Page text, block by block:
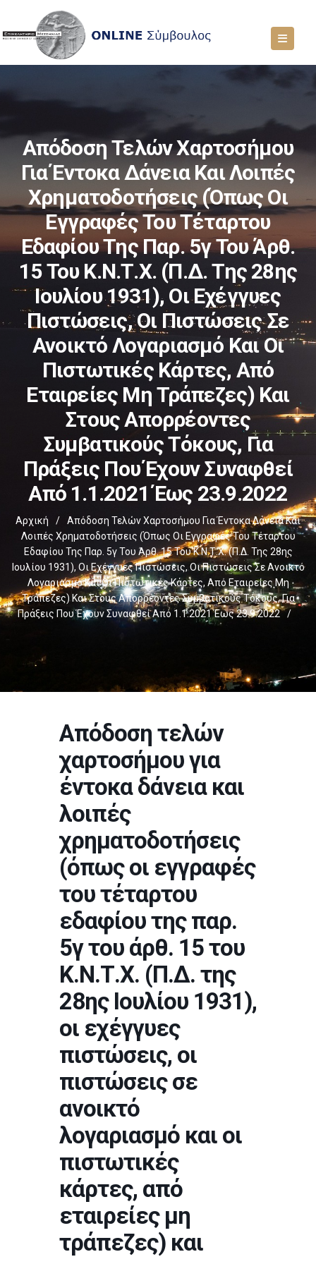
Απόδοση Τελών Χαρτοσήμου
Για Έντοκα Δάνεια Και Λοιπές
Χρηματοδοτήσεις (όπως Οι
Εγγραφές Του Τέταρτου
Εδαφίου Της Παρ. 5γ Του Άρθ.
15 Του Κ.Ν.Τ.Χ. (Π.Δ. Της 28ης
Ιουλίου 1931), Οι Εχέγγυες
Πιστώσεις, Οι Πιστώσεις Σε
Ανοικτό Λογαριασμό Και Οι
Πιστωτικές Κάρτες, Από
Εταιρείες Μη Τράπεζες) Και
Στους Απορρέοντες
Συμβατικούς Τόκους, Για
Πράξεις Που Έχουν Συναφθεί
Από 1.1.2021 Έως 23.9.2022
Αρχική /
Απόδοση Τελών Χαρτοσήμου Για Έντοκα Δάνεια Και
Λοιπές Χρηματοδοτήσεις (όπως Οι Εγγραφές Του Τέταρτου
Εδαφίου Της Παρ. 5γ Του Άρθ. 15 Του Κ.Ν.Τ.Χ. (Π.Δ. Της 28ης
Ιουλίου 1931), Οι Εχέγγυες Πιστώσεις, Οι Πιστώσεις Σε Ανοικτό
Λογαριασμό Και Οι Πιστωτικές Κάρτες, Από Εταιρείες Μη
Τράπεζες) Και Στους Απορρέοντες Συμβατικούς Τόκους, Για
Πράξεις Που Έχουν Συναφθεί Από 1.1.2021 Έως 23.9.2022
/
Απόδοση τελών
χαρτοσήμου για
έντοκα δάνεια και
λοιπές
χρηματοδοτήσεις
(όπως οι εγγραφές
του τέταρτου
εδαφίου της παρ.
5γ του άρθ. 15 του
Κ.Ν.Τ.Χ. (Π.Δ. της
28ης Ιουλίου 1931),
οι εχέγγυες
πιστώσεις, οι
πιστώσεις σε
ανοικτό
λογαριασμό και οι
πιστωτικές
κάρτες, από
εταιρείες μη
τράπεζες) και